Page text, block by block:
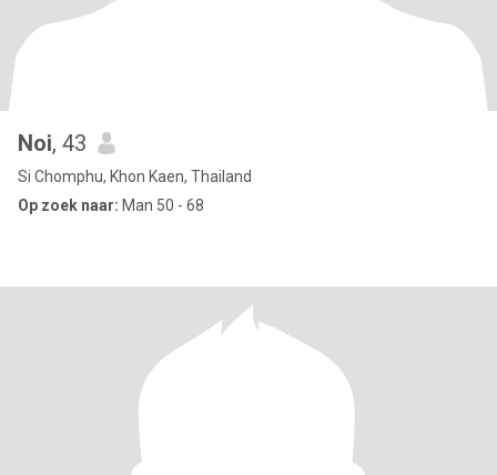
Noi, 43
Si Chomphu, Khon Kaen, Thailand
Op zoek naar: Man 50 - 68